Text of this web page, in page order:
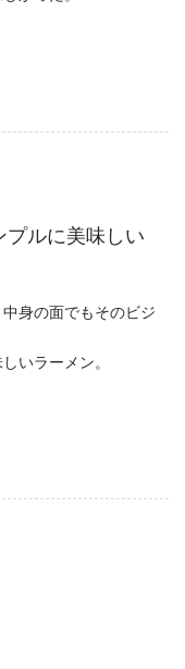
プルに美味しい
身の面でもそのビジ
いラーメン。